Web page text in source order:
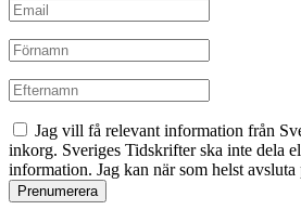
Jag vill få relevant information från
inkorg. Sveriges Tidskrifter ska inte dela
information. Jag kan när som helst avsluta